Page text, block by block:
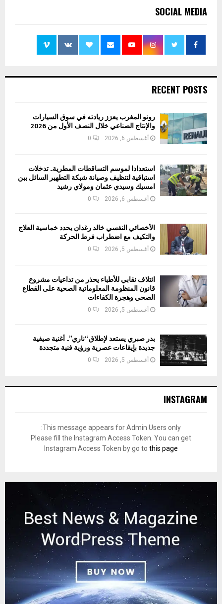
SOCIAL MEDIA
RECENT POSTS
رونو المغرب يعزز ريادته في سوق السيارات
والإنتاج الصناعي خلال النصف الأول من 2026
أغسطس 6, 2026 0
استعدادا لموسم التساقطات المطرية.. تدخلات
استباقية لتنظيف وصيانة شبكة التطهير السائل ببن
امسيك وسيدي عثمان ومولاي رشيد
أغسطس 6, 2026 0
الأخصائي النفسي خالد رغدان يحدد خماسية العلاج
والتكيف مع اضطراب فرط الحركة
أغسطس 5, 2026 0
ائتلاف نقابي للأطباء يحذر من تداعيات مشروع
قانون المنظومة المعلوماتية الصحية على القطاع
الصحي وهجرة الكفاءات
أغسطس 5, 2026 0
بدر صبري يستعد لإطلاق “ناري”.. أغنية صيفية
جديدة بإيقاعات عصرية ورؤية فنية متجددة
أغسطس 5, 2026 0
INSTAGRAM
This message appears for Admin Users only:
Please fill the Instagram Access Token. You can get
Instagram Access Token by go to this page